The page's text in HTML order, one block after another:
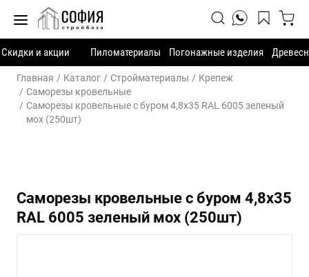
Скидки и акции Пиломатериалы Погонажные изделия
Главная Каталог Стройматериалы
Крепеж
Саморезы кровельные
Саморезы кровельные с буром 4,8х35 RAL 6005 зеленый
мох (250шт)
Саморезы кровельные с буром 4,8х35
RAL 6005 зеленый мох (250шт)